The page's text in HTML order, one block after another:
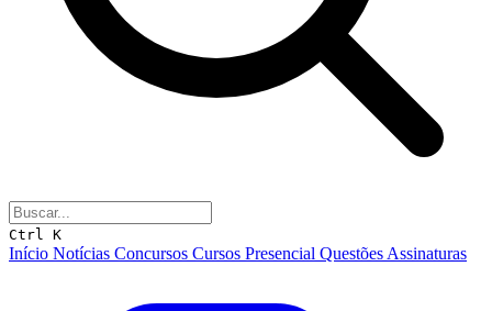
Ctrl K
Início Notícias Concursos Cursos Presencial Questões Assinaturas